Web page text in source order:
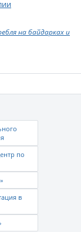
на байдарках и
по
в